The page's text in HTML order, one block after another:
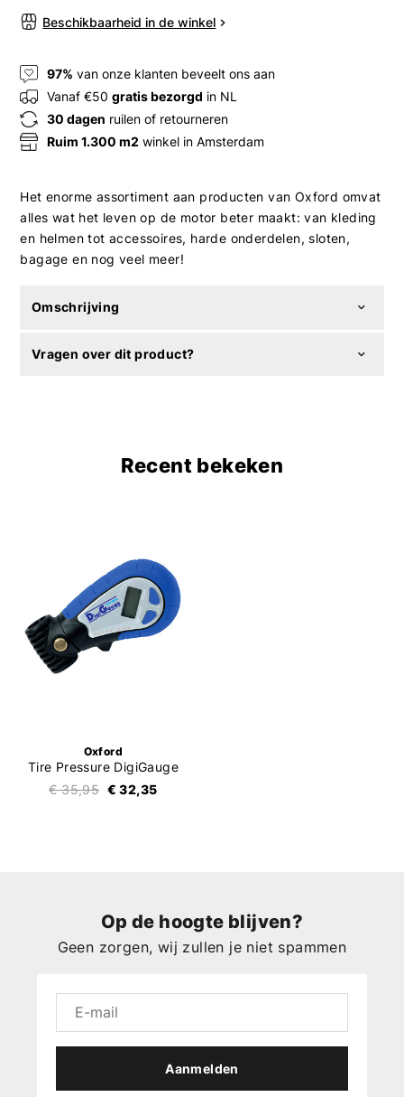
Beschikbaarheid in de winkel
97% van onze klanten beveelt ons aan
Vanaf €50gratis bezorgd in NL
30 dagen ruilen of retourneren
Ruim 1.300 m2 winkel in Amsterdam
Het enorme assortiment aan producten van Oxford omvat
alles wat het leven op de motor beter maakt: van kleding
en helmen tot accessoires, harde onderdelen, sloten,
bagage en nog veel meer!
Omschrijving
Vragen over dit product?
Recent bekeken
Oxford
Tire Pressure DigiGauge
€ 35,95 € 32,35
Op de hoogte blijven?
Geen zorgen, wij zullen je niet spammen
Aanmelden